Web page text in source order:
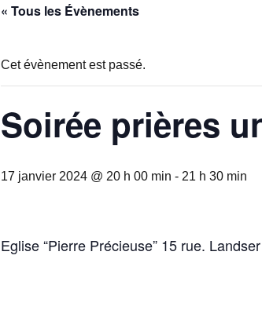
« Tous les Évènements
Cet évènement est passé.
Soirée prières
17 janvier 2024 @ 20 h 00 min - 21 h 30 min
Eglise “Pierre Précieuse” 15 rue.